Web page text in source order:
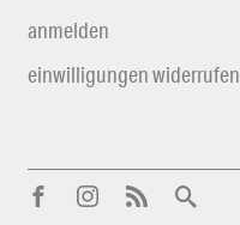
anmelden
einwilligungen widerrufen